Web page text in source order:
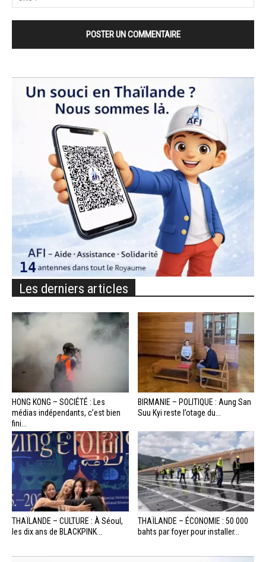
Les derniers articles
HONG KONG – SOCIÉTÉ : Les
médias indépendants, c’est bien
fini...
BIRMANIE – POLITIQUE : Aung San
Suu Kyi reste l’otage du...
THAÏLANDE – CULTURE : À Séoul,
les dix ans de BLACKPINK...
THAÏLANDE – ÉCONOMIE : 50 000
bahts par foyer pour installer...